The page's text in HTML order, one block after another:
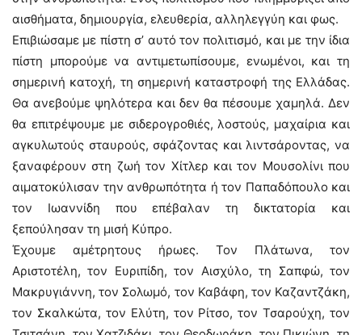
αισθήματα, δημιουργία, ελευθερία, αλληλεγγύη και φως.
Επιβιώσαμε με πίστη σ’ αυτό τον πολιτισμό, και με την ίδια
πίστη μπορούμε να αντιμετωπίσουμε, ενωμένοι, και τη
σημερινή κατοχή, τη σημερινή καταστροφή της Ελλάδας.
Θα ανεβούμε ψηλότερα και δεν θα πέσουμε χαμηλά. Δεν
θα επιτρέψουμε με σιδερογροθιές, λοστούς, μαχαίρια και
αγκυλωτούς σταυρούς, σφάζοντας και λιντσάροντας, να
ξαναφέρουν στη ζωή τον Χίτλερ και τον Μουσολίνι που
αιματοκύλισαν την ανθρωπότητα ή τον Παπαδόπουλο και
τον Ιωαννίδη που επέβαλαν τη δικτατορία και
ξεπούλησαν τη μισή Κύπρο.
Έχουμε αμέτρητους ήρωες. Τον Πλάτωνα, τον
Αριστοτέλη, τον Ευριπίδη, τον Αισχύλο, τη Σαπφώ, τον
Μακρυγιάννη, τον Σολωμό, τον Καβάφη, τον Καζαντζάκη,
τον Σκαλκώτα, τον Ελύτη, τον Ρίτσο, τον Τσαρούχη, τον